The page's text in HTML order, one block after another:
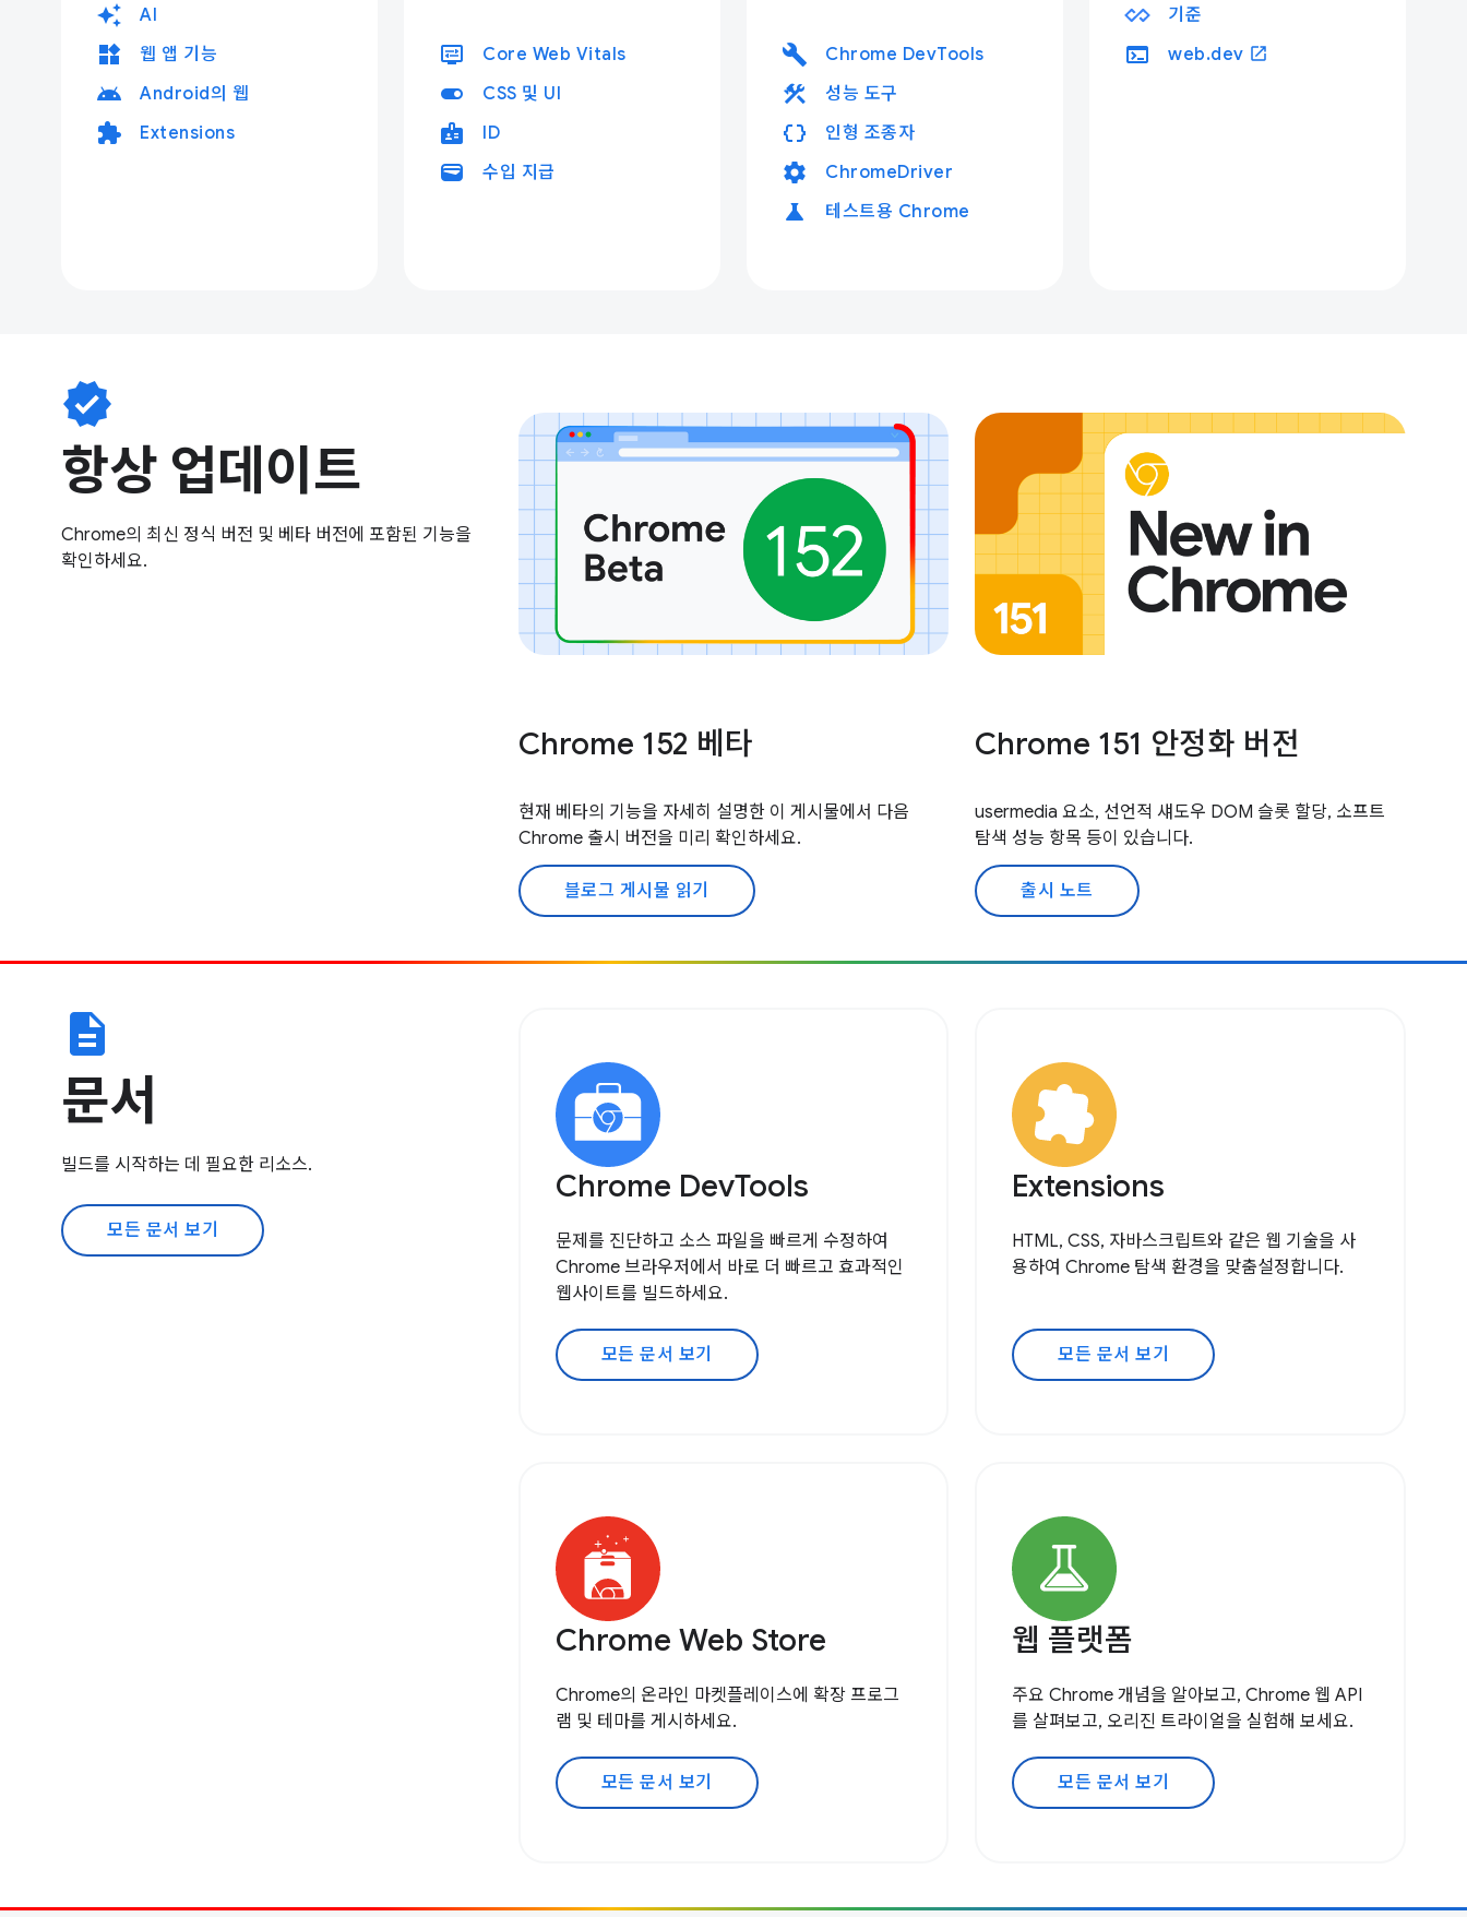
auto_awesome AI
widgets 웹 앱 기능
android Android의 웹
extension Extensions
display_settings Core Web Vitals
toggle_on CSS 및 UI
badge ID
wallet 수입 지급
build Chrome DevTools
construction 성능 도구
data_object 인형 조종자
settings ChromeDriver
science 테스트용 Chrome
기준
terminal web.dev open_in_new
verified
항상 업데이트
Chrome의 최신 정식 버전 및 베타 버전에 포함된 기능을
확인하세요.
Chrome 152 베타
현재 베타의 기능을 자세히 설명한 이 게시물에서 다음
Chrome 출시 버전을 미리 확인하세요.
블로그 게시물 읽기
Chrome 151 안정화 버전
usermedia 요소, 선언적 섀도우 DOM 슬롯 할당, 소프트
탐색 성능 항목 등이 있습니다.
출시 노트
description
문서
빌드를 시작하는 데 필요한 리소스.
모든 문서 보기
Chrome DevTools
문제를 진단하고 소스 파일을 빠르게 수정하여
Chrome 브라우저에서 바로 더 빠르고 효과적인
웹사이트를 빌드하세요.
모든 문서 보기
Extensions
HTML, CSS, 자바스크립트와 같은 웹 기술을 사
용하여 Chrome 탐색 환경을 맞춤설정합니다.
모든 문서 보기
Chrome Web Store
Chrome의 온라인 마켓플레이스에 확장 프로그
램 및 테마를 게시하세요.
모든 문서 보기
웹 플랫폼
주요 Chrome 개념을 알아보고, Chrome 웹 API
를 살펴보고, 오리진 트라이얼을 실험해 보세요.
모든 문서 보기